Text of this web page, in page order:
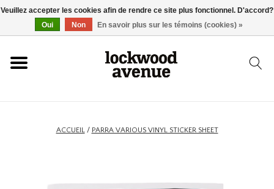
ACCUEIL
ACCUEIL/ PARRA VARIOUS VINYL STICKER SHEET
Veuillez accepter les cookies afin de rendre ce site plus fonctionnel. D'accord?
Oui
Non En savoir plus sur les témoins (cookies) »